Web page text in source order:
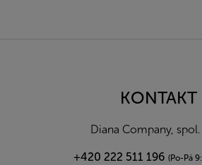
KONTAKT
Diana Company, spol.
+420 222 511 196 (Po-Pá